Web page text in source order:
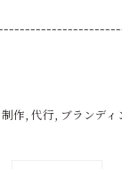
制作 代行 ブランディ